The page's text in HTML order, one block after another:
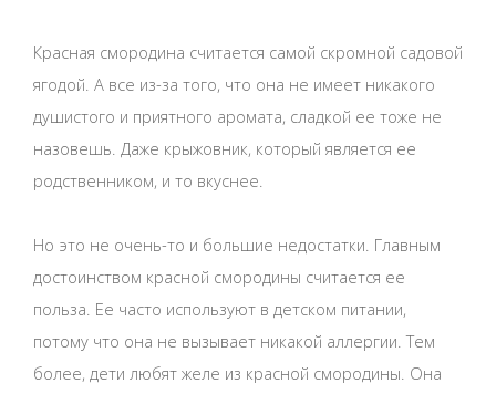
Красная смородина считается самой скромной садовой
ягодой. А все из-за того, что она не имеет никакого
душистого и приятного аромата, сладкой ее тоже не
назовешь. Даже крыжовник, который является ее
родственником, и то вкуснее.
Но это не очень-то и большие недостатки. Главным
достоинством красной смородины считается ее
польза. Ее часто используют в детском питании,
потому что она не вызывает никакой аллергии. Тем
более, дети любят желе из красной смородины. Она